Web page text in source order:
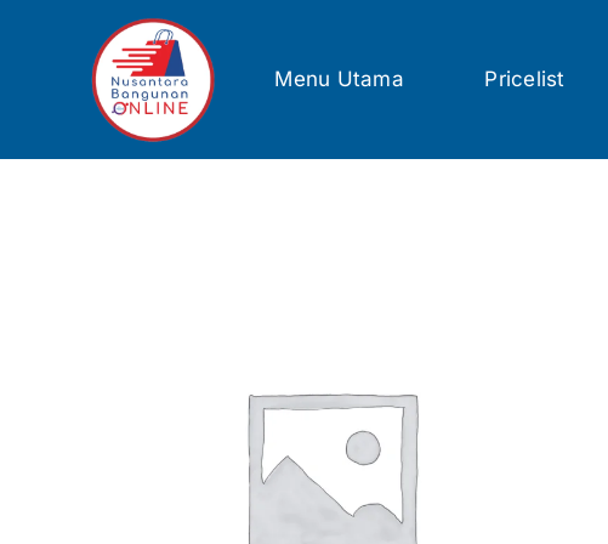
Menu Utama Pricelist